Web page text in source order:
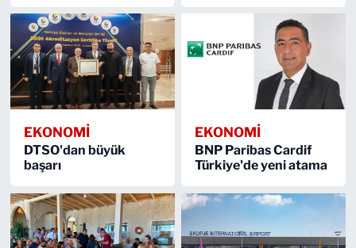
EKONOMİ
DTSO'dan büyük
başarı
EKONOMİ
BNP Paribas Cardif
Türkiye'de yeni atama